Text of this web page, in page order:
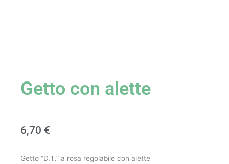
Getto con alette
6,70 €
Getto “D.T.” a rosa regolabile con alette